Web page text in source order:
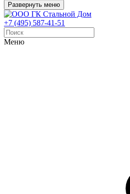
Развернуть меню
+7 (495) 587-41-51
Меню